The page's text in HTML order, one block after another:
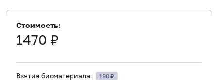
Стоимость:
1470 ₽
Взятие биоматериала: 190 ₽